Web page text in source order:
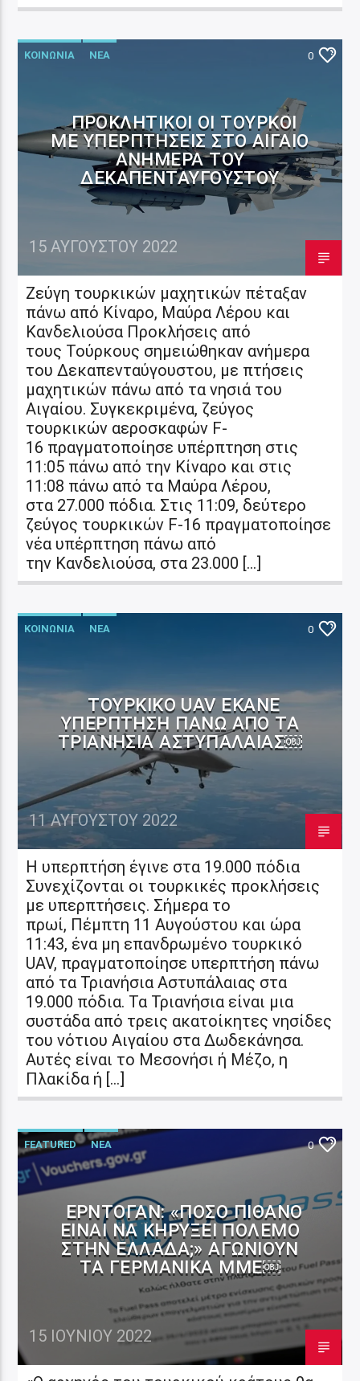
ΚΟΙΝΩΝΙΑ ΝΕΑ 0
ΠΡΟΚΛΗΤΙΚΟΊ ΟΙ ΤΟΎΡΚΟΙ
ΜΕ ΥΠΕΡΠΤΉΣΕΙΣ ΣΤΟ ΑΙΓΑΊΟ
ΑΝΉΜΕΡΑ ΤΟΥ
ΔΕΚΑΠΕΝΤΑΎΓΟΥΣΤΟΥ
15 ΑΥΓΟΎΣΤΟΥ 2022
Ζεύγη τουρκικών μαχητικών πέταξαν
πάνω από Κίναρο, Μαύρα Λέρου και
Κανδελιούσα Προκλήσεις από
τους Τούρκους σημειώθηκαν ανήμερα
του Δεκαπενταύγουστου, με πτήσεις
μαχητικών πάνω από τα νησιά του
Αιγαίου. Συγκεκριμένα, ζεύγος
τουρκικών αεροσκαφών F-
16 πραγματοποίησε υπέρπτηση στις
11:05 πάνω από την Κίναρο και στις
11:08 πάνω από τα Μαύρα Λέρου,
στα 27.000 πόδια. Στις 11:09, δεύτερο
ζεύγος τουρκικών F-16 πραγματοποίησε
νέα υπέρπτηση πάνω από
την Κανδελιούσα, στα 23.000 […]
ΚΟΙΝΩΝΙΑ ΝΕΑ 0
TΟΥΡΚΙΚΌ UAV ΈΚΑΝΕ
ΥΠΕΡΠΤΉΣΗ ΠΆΝΩ ΑΠΌ ΤΑ
ΤΡΙΑΝΉΣΙΑ ΑΣΤΥΠΆΛΑΙΑΣ￼
11 ΑΥΓΟΎΣΤΟΥ 2022
Η υπερπτήση έγινε στα 19.000 πόδια
Συνεχίζονται οι τουρκικές προκλήσεις
με υπερπτήσεις. Σήμερα το
πρωί, Πέμπτη 11 Αυγούστου και ώρα
11:43, ένα μη επανδρωμένο τουρκικό
UAV, πραγματοποίησε υπερπτήση πάνω
από τα Τριανήσια Αστυπάλαιας στα
19.000 πόδια. Τα Τριανήσια είναι μια
συστάδα από τρεις ακατοίκητες νησίδες
του νότιου Αιγαίου στα Δωδεκάνησα.
Αυτές είναι το Μεσονήσι ή Μέζο, η
Πλακίδα ή […]
FEATURED ΝΕΑ 0
ΕΡΝΤΟΓΆΝ: «ΠΌΣΟ ΠΙΘΑΝΌ
ΕΊΝΑΙ ΝΑ ΚΗΡΎΞΕΙ ΠΌΛΕΜΟ
ΣΤΗΝ ΕΛΛΆΔΑ;» ΑΓΩΝΙΟΎΝ
ΤΑ ΓΕΡΜΑΝΙΚΆ ΜΜΕ￼
15 ΙΟΥΝΊΟΥ 2022